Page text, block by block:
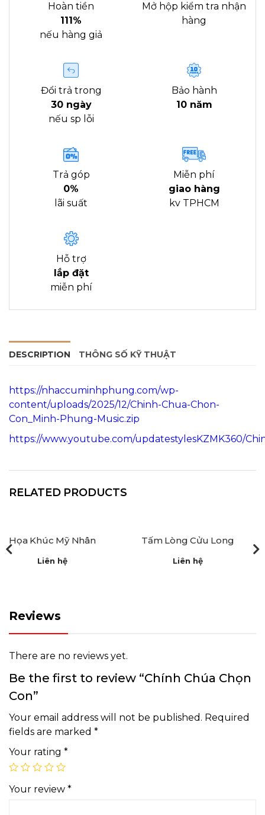
Hoàn tiền
111%
nếu hàng giả
Mở hộp kiểm tra nhận
hàng
Đổi trả trong
30 ngày
nếu sp lỗi
Bảo hành
10 năm
Trả góp
0%
lãi suất
Miễn phí
giao hàng
kv TPHCM
Hỗ trợ
lắp đặt
miễn phí
DESCRIPTION THÔNG SỐ KỸ THUẬT
https://nhaccuminhphung.com/wp-
content/uploads/2025/12/Chinh-Chua-Chon-
Con_Minh-Phung-Music.zip
https://www.youtube.com/updatestylesKZMK360/
RELATED PRODUCTS
Họa Khúc Mỹ Nhân
Liên hệ
Tấm Lòng Cửu Long
Liên hệ
Reviews
There are no reviews yet.
Be the first to review “Chính Chúa Chọn
Con”
Your email address will not be published. Required
fields are marked *
Your rating *
Your review *